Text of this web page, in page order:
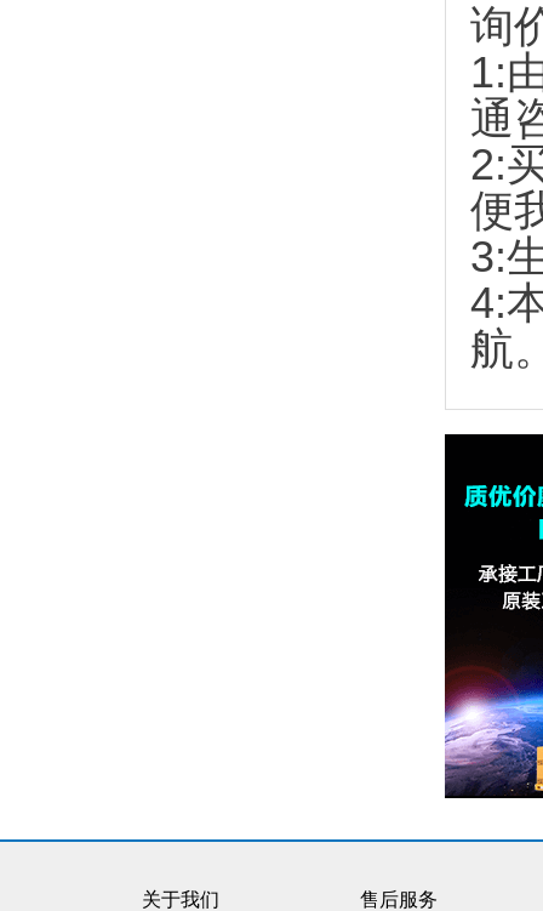
询
1:
通
2:
便
3:
4:
航
关于我们 售后服务